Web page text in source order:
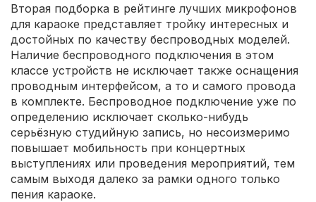
Вторая подборка в рейтинге лучших микрофонов
для караоке представляет тройку интересных и
достойных по качеству беспроводных моделей.
Наличие беспроводного подключения в этом
классе устройств не исключает также оснащения
проводным интерфейсом, а то и самого провода
в комплекте. Беспроводное подключение уже по
определению исключает сколько-нибудь
серьёзную студийную запись, но несоизмеримо
повышает мобильность при концертных
выступлениях или проведения мероприятий, тем
самым выходя далеко за рамки одного только
пения караоке.